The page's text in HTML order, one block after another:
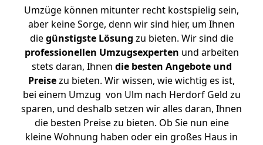
Umzüge können mitunter recht kostspielig sein,
aber keine Sorge, denn wir sind hier, um Ihnen
diegünstigste Lösung zu bieten. Wir sind die
professionellen Umzugsexperten und arbeiten
stets daran, Ihnen die besten Angebote und
Preisezu bieten. Wir wissen, wie wichtig es ist,
bei einem Umzug von Ulm nach Herdorf Geld zu
sparen, und deshalb setzen wir alles daran, Ihnen
die besten Preise zu bieten. Ob Sie nun eine
kleine Wohnung haben oder ein großes Haus in